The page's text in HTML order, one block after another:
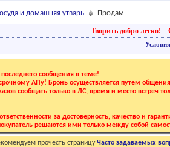
и домашняя утварь Продам
Творить добро легко!
сообщения в теме!
АПу! Бронь осуществляется путем
сообщать только в ЛС, время и место
за достоверность, качество и
решаются ими только между собой
прочесть страницуЧасто задаваемых